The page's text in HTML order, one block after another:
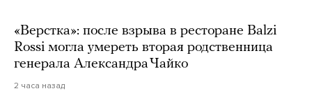
«Верстка»: после взрыва в ресторане Balzi
Rossi могла умереть вторая родственница
генерала Александра Чайко
2 часа назад